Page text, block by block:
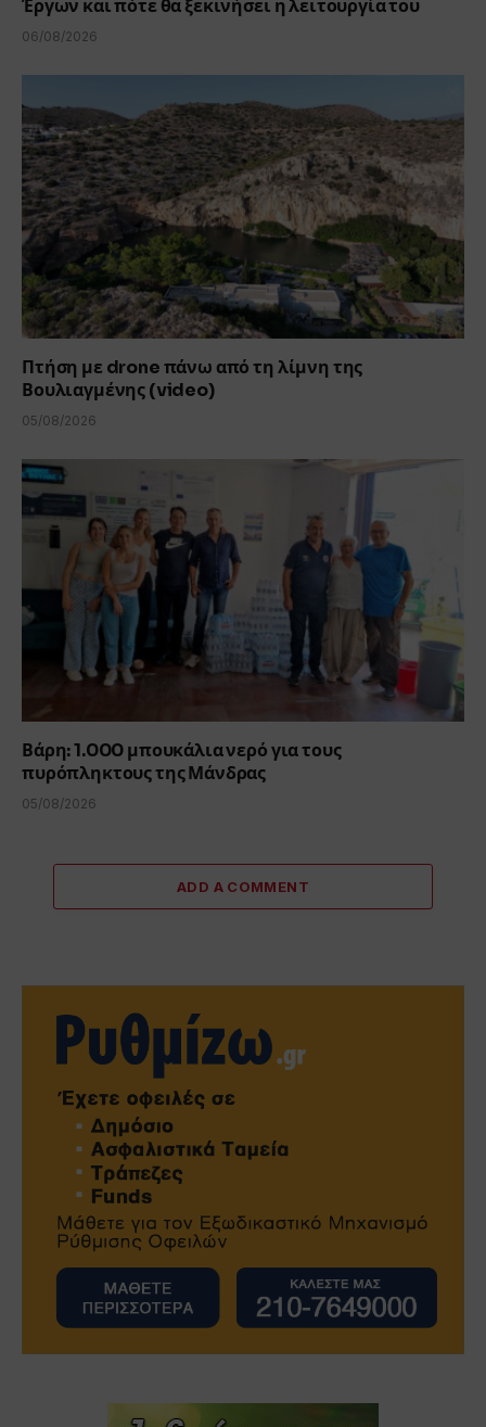
Έργων και πότε θα ξεκινήσει η λειτουργία του
06/08/2026
Πτήση με drone πάνω από τη λίμνη της
Βουλιαγμένης (video)
05/08/2026
Βάρη: 1.000 μπουκάλια νερό για τους
πυρόπληκτους της Μάνδρας
05/08/2026
ADD A COMMENT